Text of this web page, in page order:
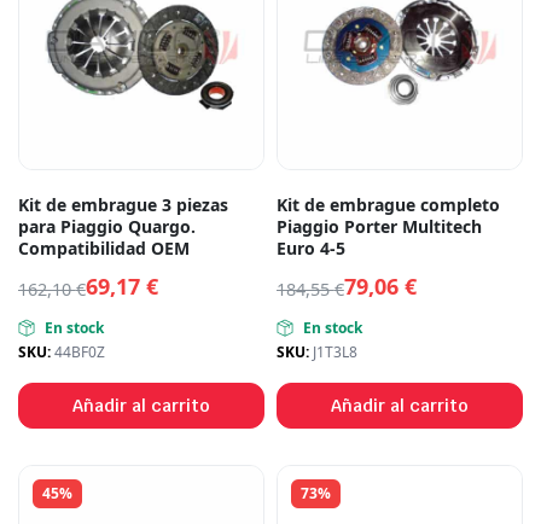
Kit de embrague 3 piezas
para Piaggio Quargo.
Compatibilidad OEM
162,10€69,17 €
En stock
SKU:44BF0Z
Añadir al carrito
Kit de embrague completo
Piaggio Porter Multitech
Euro 4-5
184,55€79,06 €
En stock
SKU: J1T3L8
Añadir al carrito
45% 73%